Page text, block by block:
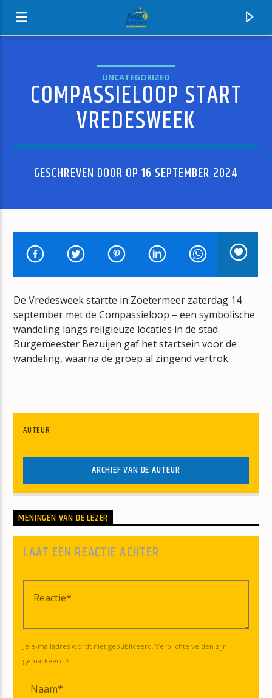
MZ-RADIO
HUIDIG NUMMER
ZONNEBANK
RAY & BEER
UNCATEGORIZED
COMPASSIELOOP START
VREDESWEEK
GESCHREVEN DOOR OP 16 SEPTEMBER 2024
De Vredesweek startte in Zoetermeer zaterdag 14
september met de Compassieloop – een symbolische
wandeling langs religieuze locaties in de stad.
Burgemeester Bezuijen gaf het startsein voor de
wandeling, waarna de groep al zingend vertrok.
AUTEUR
ARCHIEF VAN DE AUTEUR
MENINGEN VAN DE LEZER
LAAT EEN REACTIE ACHTER
Je e-mailadres wordt niet gepubliceerd. Verplichte velden zijn
gemarkeerd *